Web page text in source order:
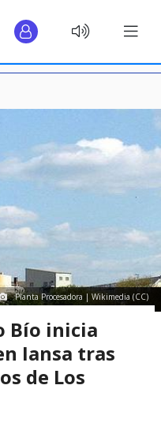
Planta Procesadora | Wikimedia (CC)
Bío inicia
Iansa tras
de Los